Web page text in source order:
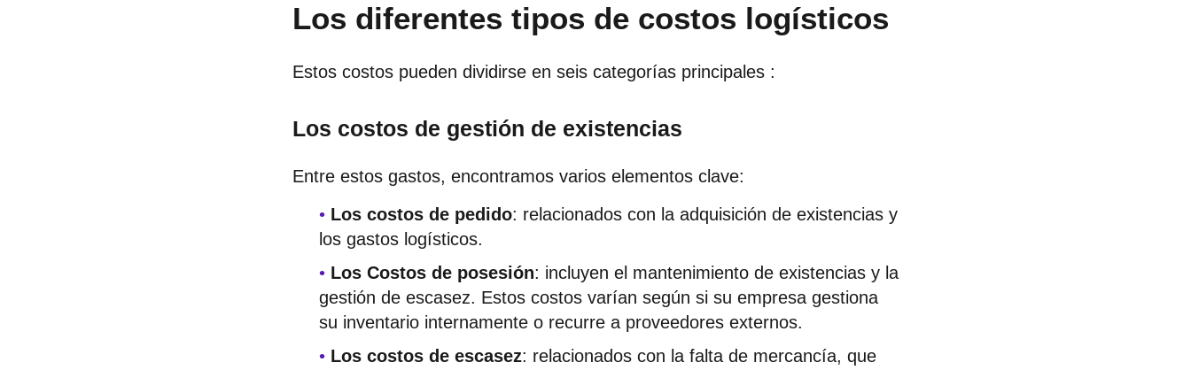
Los diferentes tipos de costos logísticos
Estos costos pueden dividirse en seis categorías principales :
Los costos de gestión de existencias
Entre estos gastos, encontramos varios elementos clave:
Los costos de pedido: relacionados con la adquisición de existencias y
los gastos logísticos.
Los Costos de posesión: incluyen el mantenimiento de existencias y la
gestión de escasez. Estos costos varían según si su empresa gestiona
su inventario internamente o recurre a proveedores externos.
Los costos de escasez: relacionados con la falta de mercancía, que